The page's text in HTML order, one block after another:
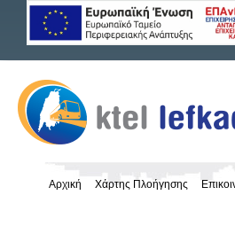
Αρχική Χάρτης Πλοήγησης